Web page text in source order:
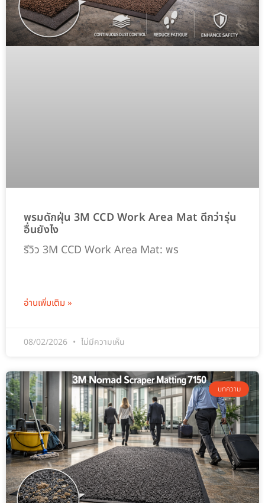
พรมดักฝุ่น 3M CCD Work Area Mat ดีกว่ารุ่น
อื่นยังไง
รีวิว 3M CCD Work Area Mat: พร
อ่านเพิ่มเติม »
08/02/2026 ไม่มีความเห็น
บทความ